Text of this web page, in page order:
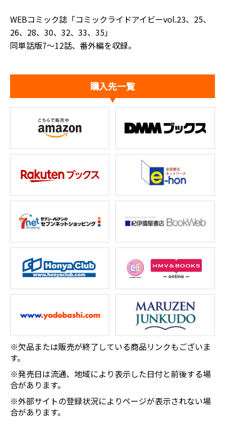
WEBコミック誌「コミックライドアイビーvol.23、25、
26、28、30、32、33、35」
同単話版7～12話、番外編を収録。
購入先一覧
※欠品または販売が終了している商品リンクもございま
す。
※発売日は流通、地域により表示した日付と前後する場
合があります。
※外部サイトの登録状況によりページが表示されない場
合があります。